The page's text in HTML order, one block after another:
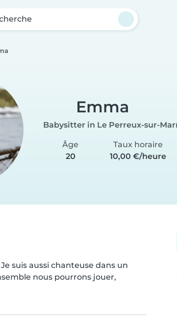
Emma
Babysitter in Le Perreux-sur-
Âge
20
Taux horaire
10,00 €/heure
suis aussi chanteuse dans un
nous pourrons jouer,